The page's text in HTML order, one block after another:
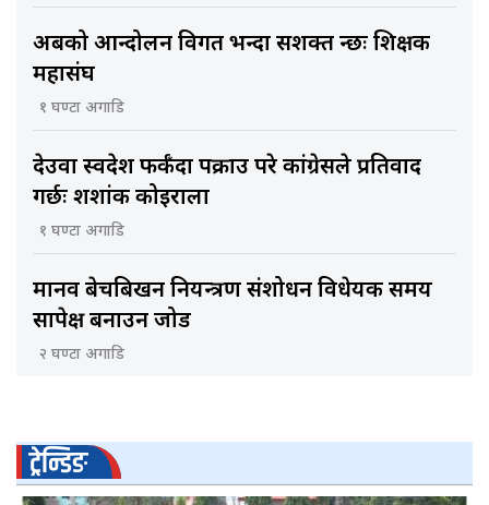
अबको आन्दोलन विगत भन्दा सशक्त हुन्छः शिक्षक
महासंघ
१ घण्टा अगाडि
देउवा स्वदेश फर्कँदा पक्राउ परे कांग्रेसले प्रतिवाद
गर्छः शशांक कोइराला
१ घण्टा अगाडि
मानव बेचबिखन नियन्त्रण संशोधन विधेयक समय
सापेक्ष बनाउन जोड
२ घण्टा अगाडि
ट्रेन्डिङ